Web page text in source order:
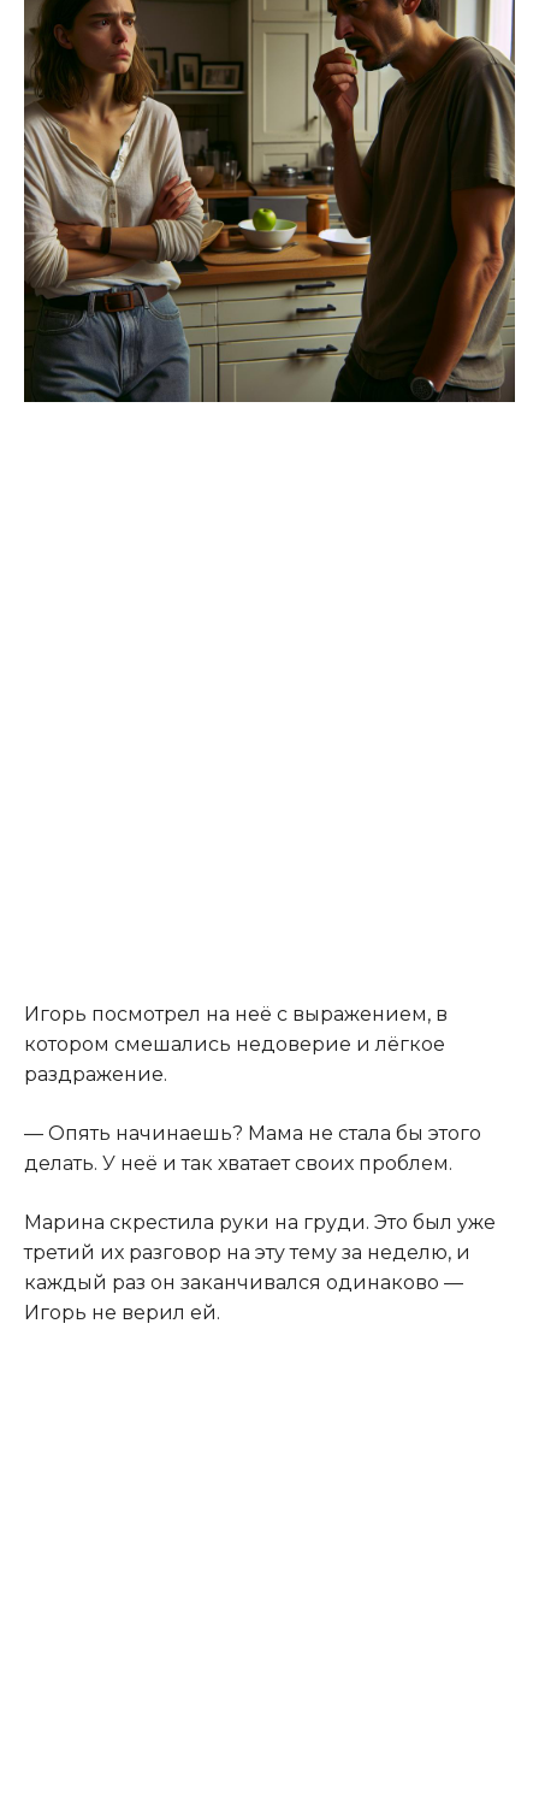
Игорь посмотрел на неё с выражением, в
котором смешались недоверие и лёгкое
раздражение.
— Опять начинаешь? Мама не стала бы этого
делать. У неё и так хватает своих проблем.
Марина скрестила руки на груди. Это был уже
третий их разговор на эту тему за неделю, и
каждый раз он заканчивался одинаково —
Игорь не верил ей.